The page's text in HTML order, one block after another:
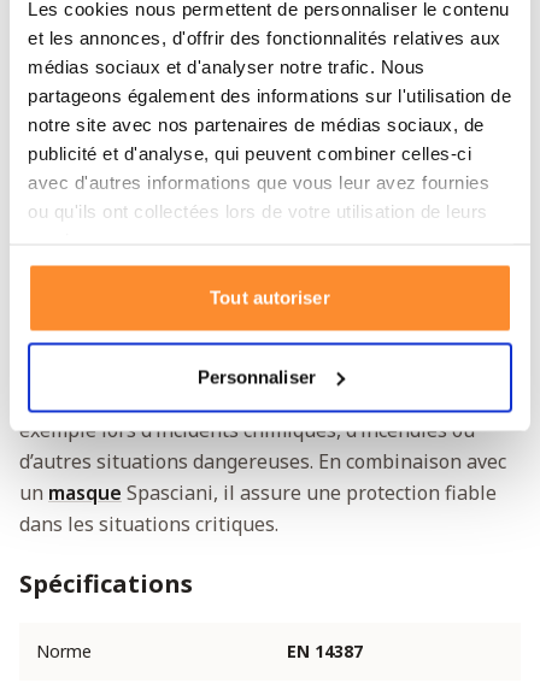
Les cookies nous permettent de personnaliser le contenu
et les annonces, d'offrir des fonctionnalités relatives aux
médias sociaux et d'analyser notre trafic. Nous
partageons également des informations sur l'utilisation de
notre site avec nos partenaires de médias sociaux, de
publicité et d'analyse, qui peuvent combiner celles-ci
avec d'autres informations que vous leur avez fournies
ou qu'ils ont collectées lors de votre utilisation de leurs
Tout autoriser
Personnaliser
fines, fumées, brouillards et aérosols.
Compatible avec les masques Spasciani
Grâce au raccord à vis EN 148-1, le filtre peut être
facilement fixé au masque complet
TR82
et au demi-
masqueST85 . Conçu pour une utilisation prolongée, il
possède une forme ergonomique et pèse 376 grammes.
Polyvalent et fiable en situation
En situation d’urgence ou dans le cadre d’unkit
, le filtre combiné fournit une protection
exemple lors d’incidents chimiques, d’incendies ou
d’autres situations dangereuses. En combinaison avec
un masque Spasciani, il assure une protection fiable
dans les situations critiques.
Spécifications
Norme EN 14387